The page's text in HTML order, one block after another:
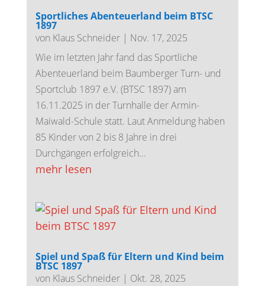
Sportliches Abenteuerland beim BTSC
1897
von Klaus Schneider| Nov. 17, 2025
Wie im letzten Jahr fand das Sportliche
Abenteuerland beim Baumberger Turn- und
Sportclub 1897 e.V. (BTSC 1897) am
16.11.2025 in der Turnhalle der Armin-
Maiwald-Schule statt. Laut Anmeldung haben
85 Kinder von 2 bis 8 Jahre in drei
Durchgängen erfolgreich...
mehr lesen
Spiel und Spaß für Eltern und Kind beim
BTSC 1897
von Klaus Schneider| Okt. 28, 2025